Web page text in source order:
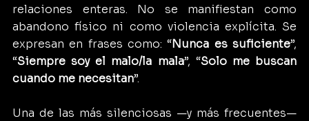
relaciones enteras. No se manifiestan como
abandono físico ni como violencia explícita. Se
expresan en frases como: “Nunca es suficiente”,
“Siempre soy el malo/la mala”, “Solo me buscan
cuando me necesitan”.
Una de las más silenciosas —y más frecuentes—